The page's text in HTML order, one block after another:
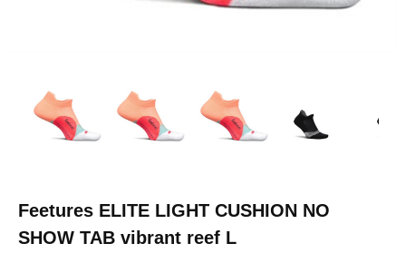
Feetures ELITE LIGHT CUSHION NO
SHOW TAB vibrant reef L